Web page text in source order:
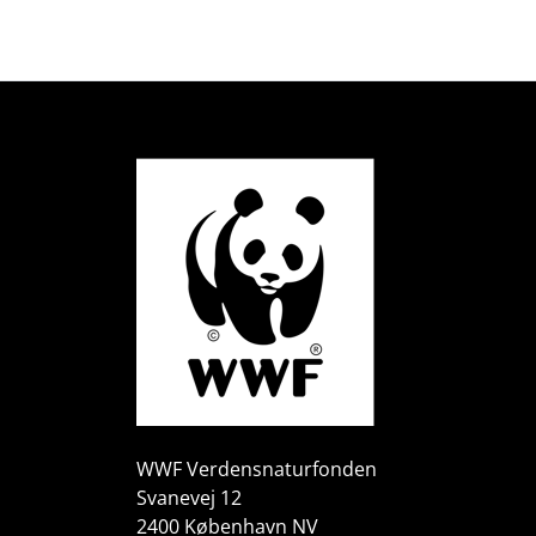
WWF Verdensnaturfonden
Svanevej 12
2400 København NV